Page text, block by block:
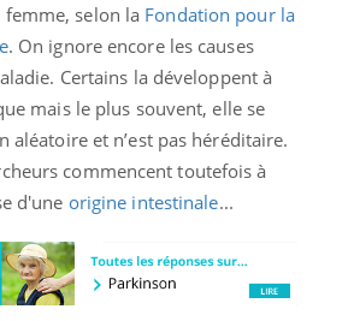
selon la Fondation pour la
. On ignore encore les causes
Certains la développent à
mais le plus souvent, elle se
aléatoire et n’est pas héréditaire.
commencent toutefois à
d'une origine intestinale...